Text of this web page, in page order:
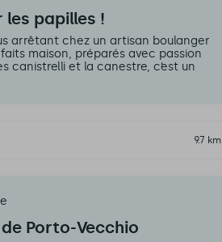
les papilles !
arrêtant chez un artisan boulanger
maison, préparés avec passion
canistrelli et la canestre, c’est un
9.7 km
Porto-Vecchio